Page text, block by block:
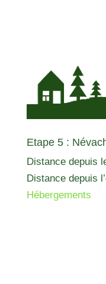
Etape 5 :
Distance depuis
Distance depuis
Hébergements